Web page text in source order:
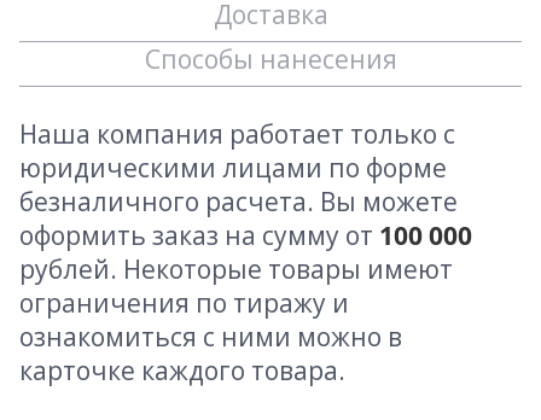
Доставка
Способы нанесения
Наша компания работает только с
юридическими лицами по форме
безналичного расчета. Вы можете
оформить заказ на сумму от 100 000
рублей. Некоторые товары имеют
ограничения по тиражу и
ознакомиться с ними можно в
карточке каждого товара.